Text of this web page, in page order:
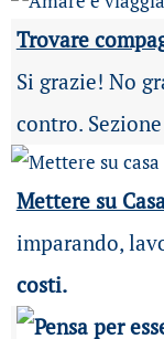
Trovare
Si grazie! No
contro. Sezione
Mettere su
imparando,
costi.